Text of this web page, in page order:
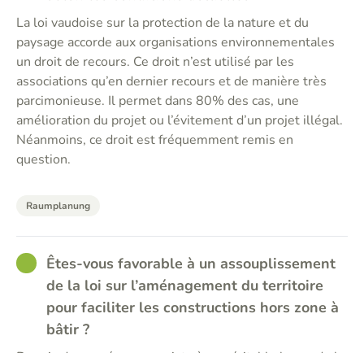
La loi vaudoise sur la protection de la nature et du
paysage accorde aux organisations environnementales
un droit de recours. Ce droit n’est utilisé par les
associations qu’en dernier recours et de manière très
parcimonieuse. Il permet dans 80% des cas, une
amélioration du projet ou l’évitement d’un projet illégal.
Néanmoins, ce droit est fréquemment remis en
question.
Raumplanung
GOODÊtes-vous favorable à un assouplissement
de la loi sur l’aménagement du territoire
pour faciliter les constructions hors zone à
bâtir ?